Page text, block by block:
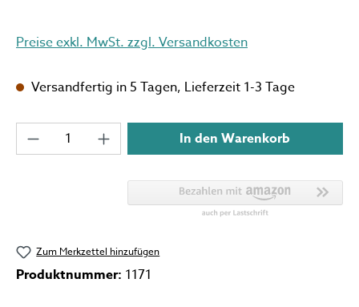
Preise exkl. MwSt. zzgl. Versandkosten
Versandfertig in 5 Tagen, Lieferzeit 1-3 Tage
Produkt Anzahl: Gib den gewünschten
In den Warenkorb
Zum Merkzettel hinzufügen
Produktnummer: 1171